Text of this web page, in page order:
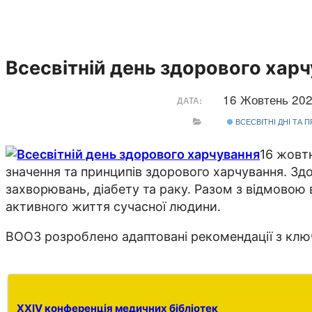
Всесвітній день здорового
ДАТА: 16 Жовтень
ВСЕСВІТНІ ДНІ ТА
16
значення та принципів здорового харчування.
захворювань, діабету та раку. Разом з відмовою
активного життя сучасної людини.
ВООЗ розроблено адаптовані рекомендації з
XXIV конференція медичних бібліотек